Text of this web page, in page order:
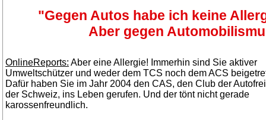
"Gegen Autos habe ich keine
Aber gegen
OnlineReports: Aber eine Allergie! Immerhin sind Sie aktiver
Umweltschützer und weder dem TCS noch dem ACS
Dafür haben Sie im Jahr 2004 den CAS, den Club der
der Schweiz, ins Leben gerufen. Und der tönt nicht gerade
karossenfreundlich.